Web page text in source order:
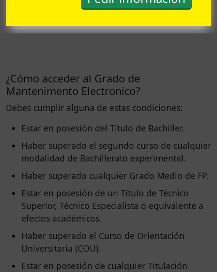
¿Cómo acceder al Grado de
Mantenimento Electronico?
Debes cumplir alguna de estas condiciones:
Estar en posesión del Título de Bachiller.
Haber superado el segundo curso de cualquier
modalidad de Bachillerato experimental.
Haber superado cualquier Grado Medio de FP.
Estar en posesión de un Título de Técnico
Superior, Técnico Especialista o equivalente a
efectos académicos.
Haber superado el Curso de Orientación
Universitaria (COU).
Estar en posesión de cualquier Titulación